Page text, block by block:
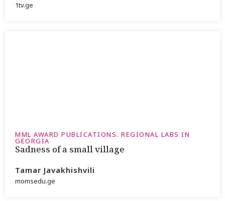
1tv.ge
MML AWARD PUBLICATIONS. REGIONAL LABS IN
GEORGIA
Sadness of a small village
Tamar Javakhishvili
momsedu.ge